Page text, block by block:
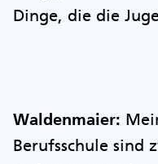
Dinge, die die
Waldenmaier:
Berufsschule sind